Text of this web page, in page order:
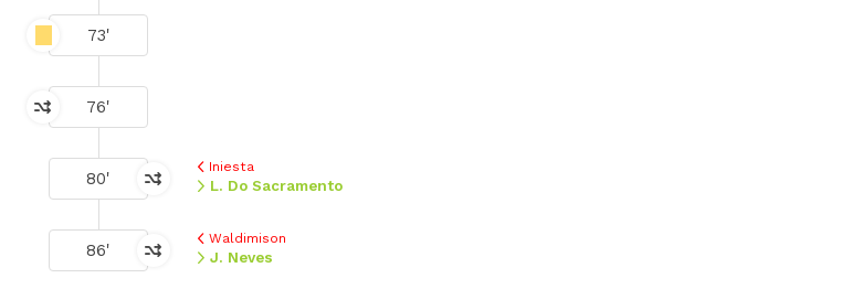
73'
76'
80'
Iniesta
L. Do Sacramento
86'
Waldimison
J. Neves